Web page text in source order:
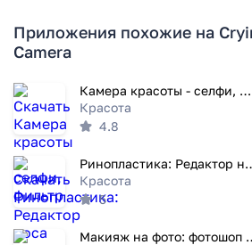
Приложения похожие на
Camera
Камера красоты - селфи, фильтр
Красота
4.8
Красота
5
Mакияж